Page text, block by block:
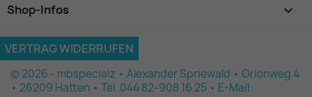
Shop-Infos keyboard_arrow_down
VERTRAG WIDERRUFEN
© 2026 - mbspecialz • Alexander Spriewald • Orionweg 4
• 26209 Hatten • Tel. 044 82-908 16 25 • E-Mail: